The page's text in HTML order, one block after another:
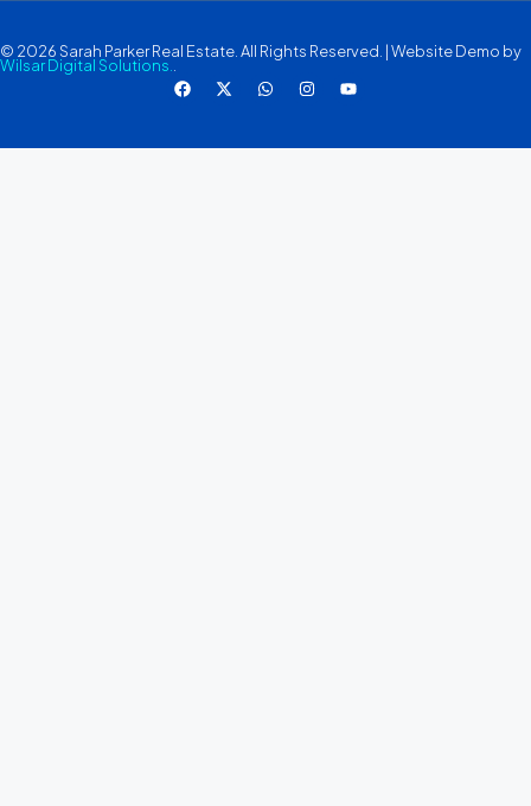
© 2026 Sarah Parker Real Estate. All Rights Reserved. | Website Demo by
Wilsar Digital Solutions.